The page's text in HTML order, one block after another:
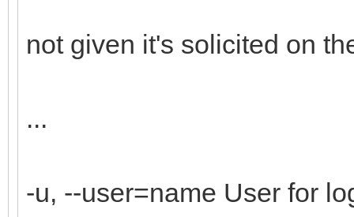
not given it's solicited on
...
-u, --user=name User for